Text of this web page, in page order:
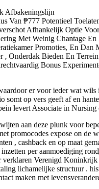
Afbakeningslijn
Van ₱777 Potentieel
Afhankelijk Optie
Met Weinig Chantage
Promoties, En
, Onderdak Bieden En
Bonus
er voor ieder wat
op vers geeft af en
levert Associate in Nursing
aan deze plunk voor
promocodes expose on
, cashback en op maat
per aanmoediging
Verenigd
lichamelijke structuur .
maken met